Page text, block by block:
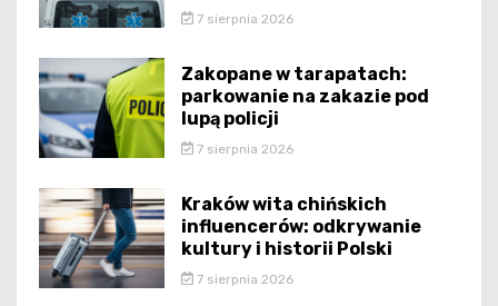
7 sierpnia 2026
Zakopane w tarapatach:
parkowanie na zakazie pod
lupą policji
7 sierpnia 2026
Kraków wita chińskich
influencerów: odkrywanie
kultury i historii Polski
7 sierpnia 2026